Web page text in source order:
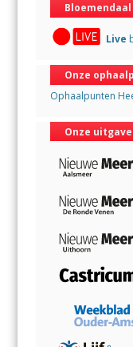
Bloemendaal
Live
Onze
Ophaalpunten
Onze